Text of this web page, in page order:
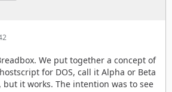
We put together a concept of
for DOS, call it Alpha or Beta
but it works. The intention was to see